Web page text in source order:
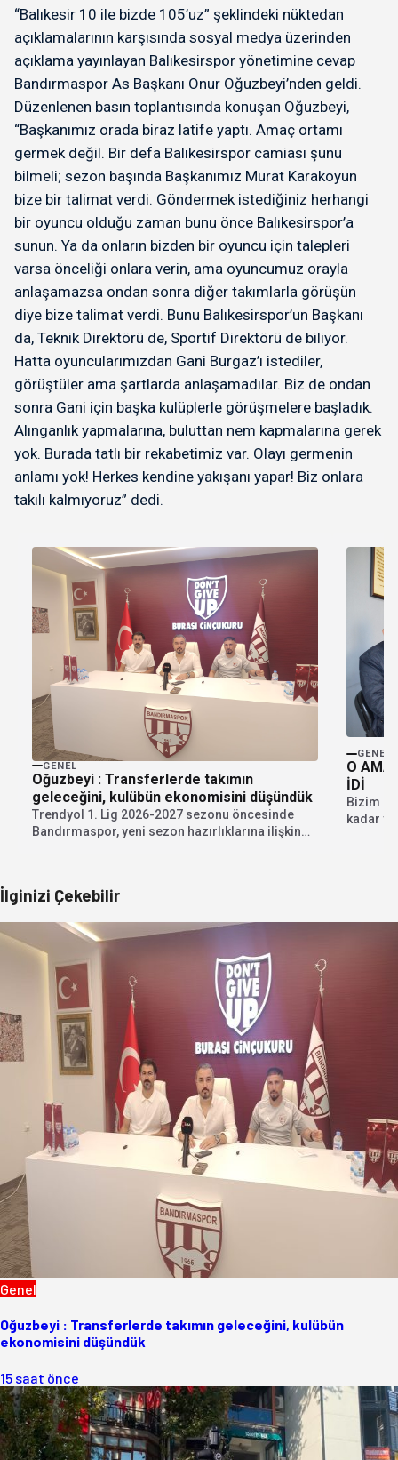
“Balıkesir 10 ile bizde 105’uz” şeklindeki nüktedan
açıklamalarının karşısında sosyal medya üzerinden
açıklama yayınlayan Balıkesirspor yönetimine cevap
Bandırmaspor As Başkanı Onur Oğuzbeyi’nden geldi.
Düzenlenen basın toplantısında konuşan Oğuzbeyi,
“Başkanımız orada biraz latife yaptı. Amaç ortamı
germek değil. Bir defa Balıkesirspor camiası şunu
bilmeli; sezon başında Başkanımız Murat Karakoyun
bize bir talimat verdi. Göndermek istediğiniz herhangi
bir oyuncu olduğu zaman bunu önce Balıkesirspor’a
sunun. Ya da onların bizden bir oyuncu için talepleri
varsa önceliği onlara verin, ama oyuncumuz orayla
anlaşamazsa ondan sonra diğer takımlarla görüşün
diye bize talimat verdi. Bunu Balıkesirspor’un Başkanı
da, Teknik Direktörü de, Sportif Direktörü de biliyor.
Hatta oyuncularımızdan Gani Burgaz’ı istediler,
görüştüler ama şartlarda anlaşamadılar. Biz de ondan
sonra Gani için başka kulüplerle görüşmelere başladık.
Alınganlık yapmalarına, buluttan nem kapmalarına gerek
yok. Burada tatlı bir rekabetimiz var. Olayı germenin
anlamı yok! Herkes kendine yakışanı yapar! Biz onlara
takılı kalmıyoruz” dedi.
GENEL
Oğuzbeyi : Transferlerde takımın
geleceğini, kulübün ekonomisini düşündük
Trendyol 1. Lig 2026-2027 sezonu öncesinde
Bandırmaspor, yeni sezon hazırlıklarına ilişkin
GENEL
O
İDİ
Bizim
kadar
İlginizi Çekebilir
Genel
Oğuzbeyi : Transferlerde takımın geleceğini, kulübün
ekonomisini düşündük
15 saat önce